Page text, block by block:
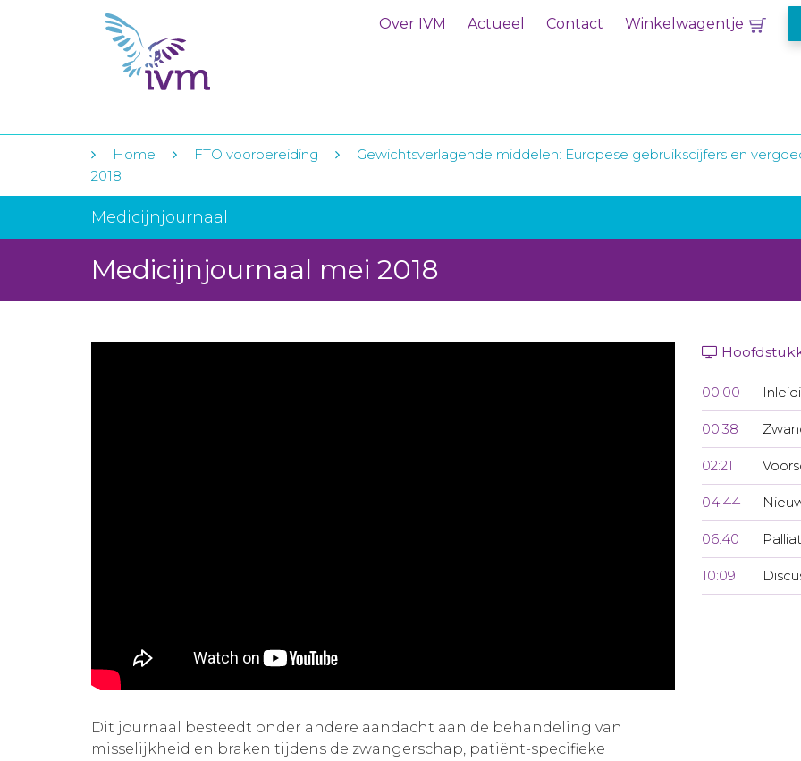
Over IVM Actueel Contact Winkelwagentje
Home FTO voorbereiding Gewichtsverlagende middelen: Europese gebruikscijfers en
2018
Medicijnjournaal
Medicijnjournaal mei 2018
00:00
00:38
02:21
04:44
06:40
10:09
Dit journaal besteedt onder andere aandacht aan de behandeling van
misselijkheid en braken tijdens de zwangerschap, patiënt-specifieke